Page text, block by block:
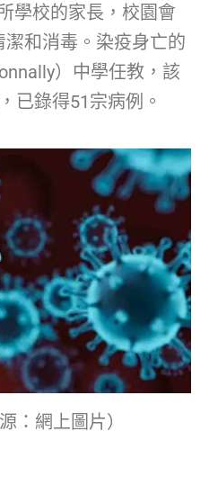
學校的家長，校園會
和消毒。染疫身亡的
）中學任教，該
已錄得51宗病例。
：網上圖片）